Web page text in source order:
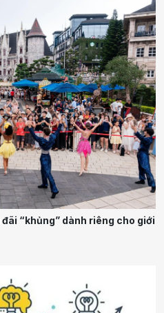
“khủng” dành riêng cho giới